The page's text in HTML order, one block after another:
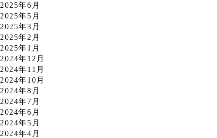
2025年6月
2025年5月
2025年3月
2025年2月
2025年1月
2024年12月
2024年11月
2024年10月
2024年8月
2024年7月
2024年6月
2024年5月
2024年4月